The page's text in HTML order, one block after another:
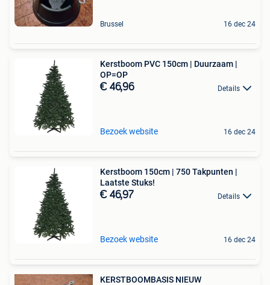
Brussel 16 dec 24
Kerstboom PVC 150cm | Duurzaam |
OP=OP
€ 46,96 Details
Bezoek website 16 dec 24
Kerstboom 150cm | 750 Takpunten |
Laatste Stuks!
€ 46,97 Details
Bezoek website 16 dec 24
KERSTBOOMBASIS NIEUW